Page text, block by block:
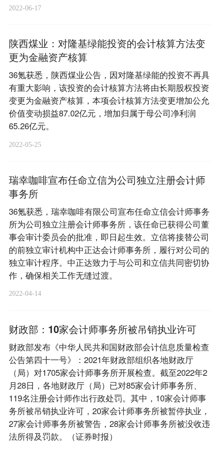
2022-06-17
陕西煤业：对隆基绿能投资的会计核算方法变
更为金融资产核算
36氪获悉，陕西煤业公告，因对隆基绿能的投资不再具
有重大影响，该投资的会计核算方法将由长期股权投资
变更为金融资产核算，本项会计核算方法变更增加公允
价值变动损益87.02亿元，增加归属于母公司净利润
65.26亿元。
2022-05-25
瑞幸咖啡宣布任命立信为公司独立注册会计师
事务所
36氪获悉，瑞幸咖啡有限公司宣布任命立信会计师事务
所为公司独立注册会计师事务所，该任命已获得公司董
事会审计委员会的批准，即日起生效。立信将接替公司
的前独立审计机构中正达会计师事务所，履行对公司的
独立审计程序。中正达致力于与公司和立信共同密切协
作，确保相关工作无缝过渡。
2022-04-14
财政部：10家会计师事务所被吊销执业许可
财政部发布《中华人民共和国财政部会计信息质量检查
公告第四十一号》：2021年财政部组织各地财政厅
（局）对1705家会计师事务所开展检查。截至2022年2
月28日，各地财政厅（局）已对85家会计师事务所、
119名注册会计师作出行政处罚。其中，10家会计师事
务所被吊销执业许可，20家会计师事务所被暂停执业，
27家会计师事务所被警告，28家会计师事务所被没收违
法所得及罚款。（证券时报）